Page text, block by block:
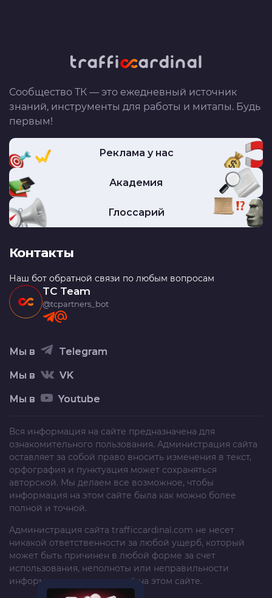
Сообщество ТК — это ежедневный источник
знаний, инструменты для работы и митапы. Будь
первым!
Реклама у нас
Академия
Глоссарий
Контакты
Наш бот обратной связи по любым вопросам
TC Team
@tcpartners_bot
Мы в Telegram
Мы в VK
Мы в Youtube
Вся информация на сайте предназначена для
ознакомительного пользования. Администрация сайта
оставляет за собой право вносить изменения в текст,
орфография и пунктуация может сохраняться
авторской. Мы делаем все возможное, чтобы
информация на этом сайте была как можно более
полной и точной.
Администрация сайта trafficcardinal.com не несет
никакой ответственности за любой ущерб, который
может быть причинен в любой форме за счет
использования, неполноты или неправильности
информации, размещенной на этом сайте.